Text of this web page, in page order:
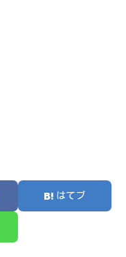
はてブ